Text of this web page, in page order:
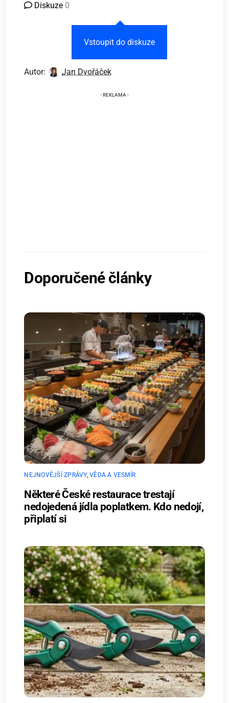
Diskuze 0
Vstoupit do diskuze
Autor: Jan Dvořáček
Doporučené články
NEJNOVĚJŠÍ ZPRÁVY,VĚDA A VESMÍR
Některé České restaurace trestají
nedojedená jídla poplatkem. Kdo nedojí,
připlatí si